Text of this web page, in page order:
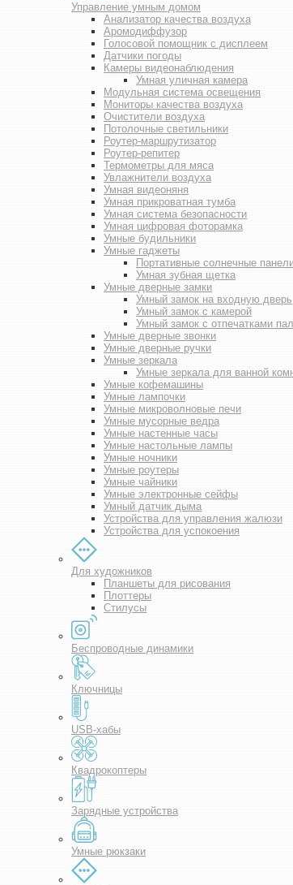
Управление умным домом
Анализатор качества воздуха
Аромодиффузор
Голосовой помощник с дисплеем
Датчики погоды
Камеры видеонаблюдения
Умная уличная камера
Модульная система освещения
Мониторы качества воздуха
Очистители воздуха
Потолочные светильники
Роутер-маршрутизатор
Роутер-репитер
Термометры для мяса
Увлажнители воздуха
Умная видеоняня
Умная прикроватная тумба
Умная система безопасности
Умная цифровая фоторамка
Умные будильники
Умные гаджеты
Портативные солнечные
Умная зубная щетка
Умные дверные замки
Умный замок на входную дверь
Умный замок с камерой
Умный замок с отпечатками
Умные дверные звонки
Умные дверные ручки
Умные зеркала
Умные зеркала для ванной
Умные кофемашины
Умные лампочки
Умные микроволновые печи
Умные мусорные ведра
Умные настенные часы
Умные настольные лампы
Умные ночники
Умные роутеры
Умные чайники
Умные электронные сейфы
Умный датчик дыма
Устройства для управления жалюзи
Устройства для успокоения
Для художников
Планшеты для рисования
Плоттеры
Стилусы
Беспроводные динамики
Ключницы
USB-хабы
Квадрокоптеры
Зарядные устройства
Умные рюкзаки